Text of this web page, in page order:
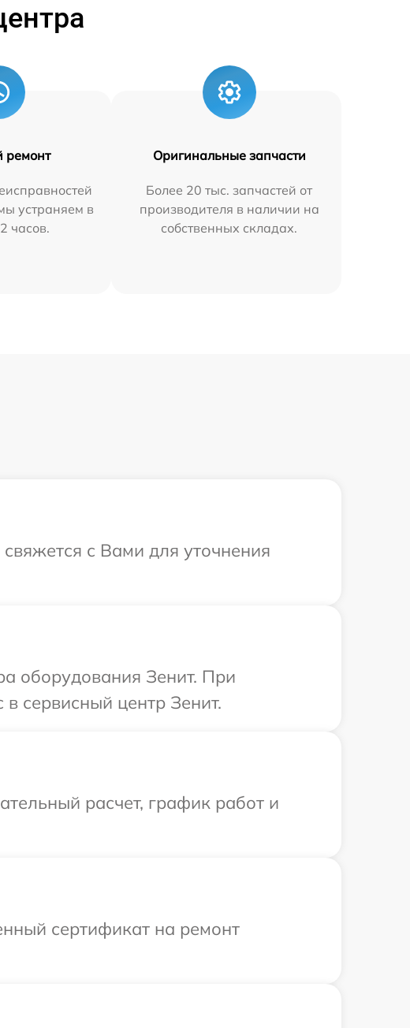
ремонт
устраняем в
часов.
Оригинальные запчасти
Более 20 тыс. запчастей от
производителя в наличии на
собственных складах.
с Вами для уточнения
оборудования Зенит. При
сервисный центр Зенит.
расчет, график работ и
сертификат на ремонт